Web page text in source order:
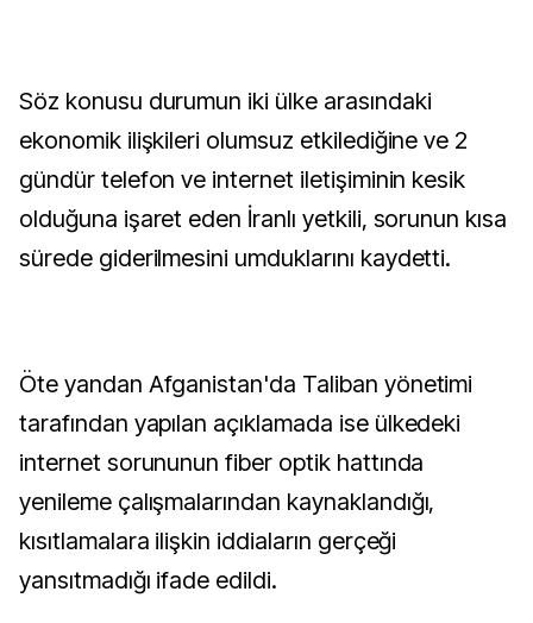
Söz konusu durumun iki ülke arasındaki
ekonomik ilişkileri olumsuz etkilediğine ve 2
gündür telefon ve internet iletişiminin kesik
olduğuna işaret eden İranlı yetkili, sorunun kısa
sürede giderilmesini umduklarını kaydetti.
Öte yandan Afganistan'da Taliban yönetimi
tarafından yapılan açıklamada ise ülkedeki
internet sorununun fiber optik hattında
yenileme çalışmalarından kaynaklandığı,
kısıtlamalara ilişkin iddiaların gerçeği
yansıtmadığı ifade edildi.